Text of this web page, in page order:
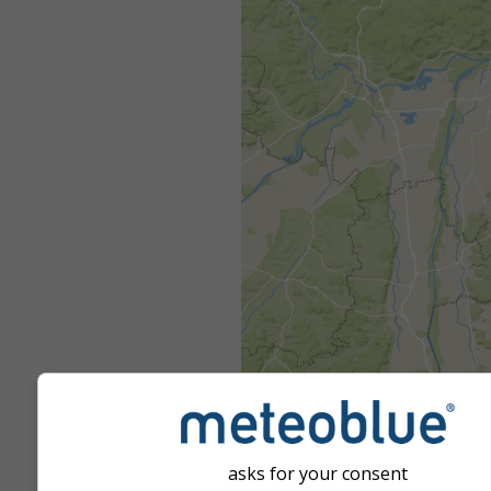
asks for your consent